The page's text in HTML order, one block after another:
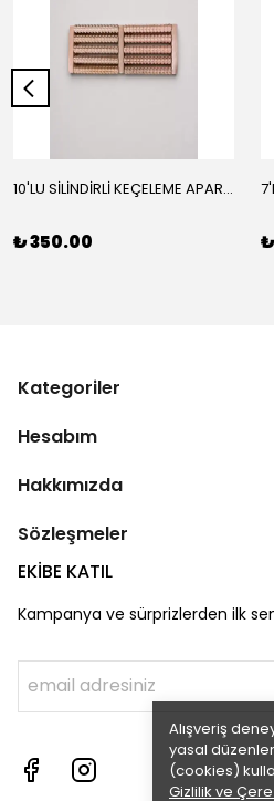
Alışveriş
yasal
(cookies)
Gizlilik ve
10'LU SİLİNDİRLİ KEÇELEME APARATI
₺ 350.00
Kategoriler
Hesabım
Hakkımızda
Sözleşmeler
EKİBE KATIL
Kampanya ve sürprizlerden ilk